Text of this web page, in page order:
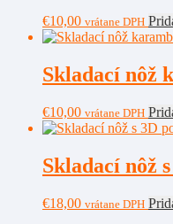
€10,00 vrátane DPH
Skladací nôž
€10,00 vrátane DPH
Skladací nôž
€18,00 vrátane DPH